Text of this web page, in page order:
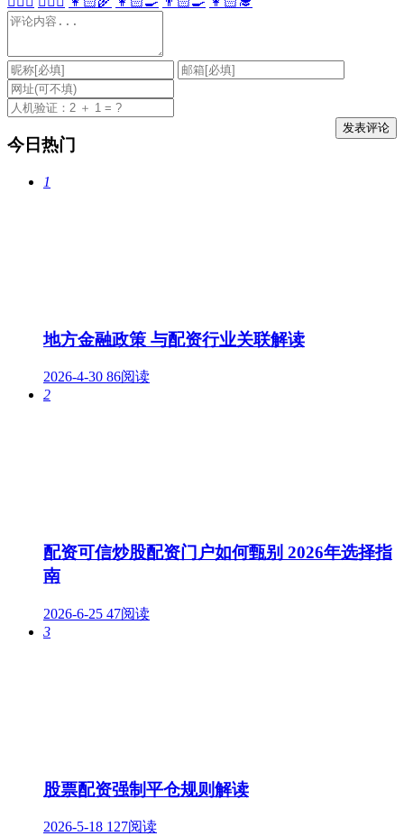
今日热门
1
地方金融政策 与配资行业关联解读
2026-4-30 86阅读
2
配资可信炒股配资门户如何甄别 2026年选择指
南
2026-6-25 47阅读
3
股票配资强制平仓规则解读
2026-5-18 127阅读